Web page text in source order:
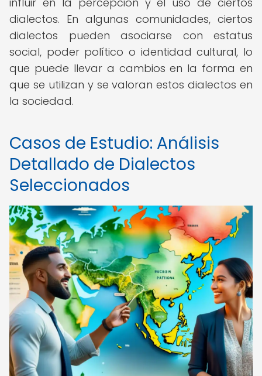
dialectos. En algunas comunidades, ciertos
dialectos pueden asociarse con estatus
social, poder político o identidad cultural, lo
que puede llevar a cambios en la forma en
que se utilizan y se valoran estos dialectos en
la sociedad.
Casos de Estudio: Análisis
Detallado de Dialectos
Seleccionados